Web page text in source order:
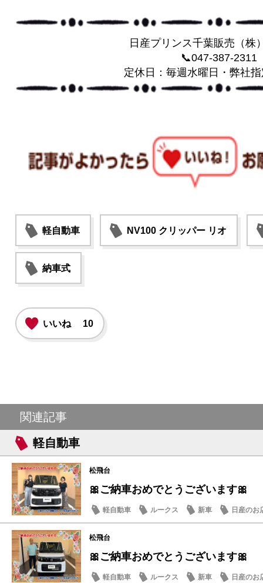
日産プリンス千葉販売（株
📞047-387-2311
定休日：毎週水曜日・弊社
軽自動車 NV100 クリッパー リオ
納車式
いいね 10
関連記事
軽自動車
松飛台
🎀ご納車おめでとうございます🎀
軽自動車 ルークス 新車 日産のお
松飛台
🎀ご納車おめでとうございます🎀
軽自動車 ルークス 新車 日産のお